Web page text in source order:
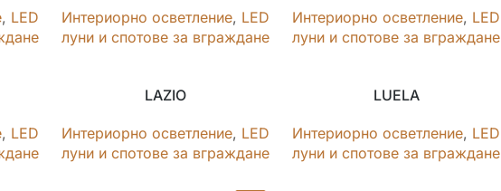
, LED
Интериорно осветление, LED
луни и спотове за вграждане
Интериорно осветление, LED
луни и спотове за вграждане
, LED
LAZIO
Интериорно осветление, LED
луни и спотове за вграждане
LUELA
Интериорно осветление, LED
луни и спотове за вграждане